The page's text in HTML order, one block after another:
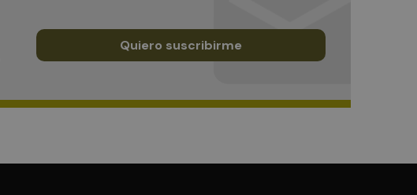
Quiero suscribirme